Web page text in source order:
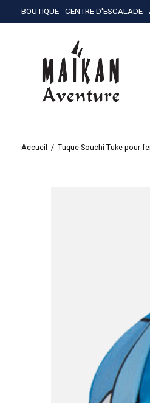
BOUTIQUE - CENTRE D'ESCALADE
Accueil / Tuque Souchi Tuke pour